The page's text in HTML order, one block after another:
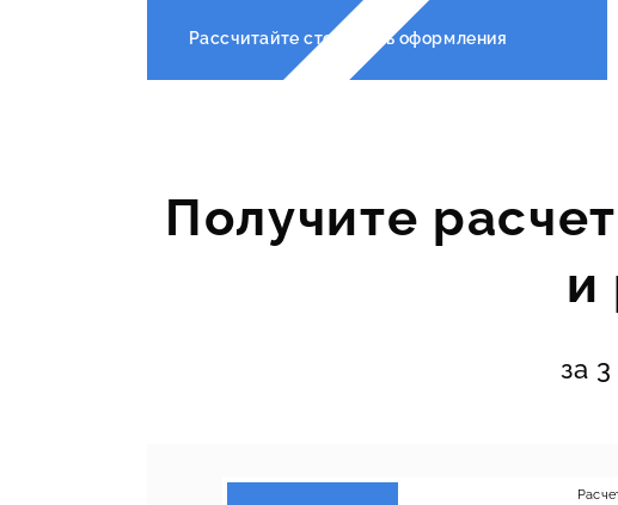
Рассчитайте стоимость оформления
Получите
и
за